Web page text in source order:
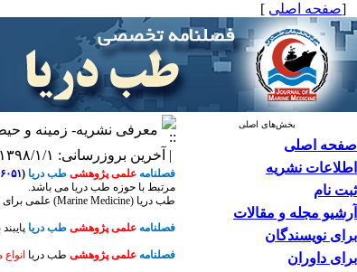
[صفحه اصلی ]
بخش‌های اصلی
صفحه اصلی
اطلاعات نشریه
ثبت نام
آرشیو مجله و مقالات
برای نویسندگان
برای داوران
معرفی نشریه- زمینه و
| آخرین بروزرسانی: ۱۳۹۸/۱/۱ |
فصلنامه علمی پژوهشی طب دریا (
مرتبط با حوزه طب دریا می باشد.
طب دریا (Marine Medicine) علمی برای
فصلنامه علمی پژوهشی طب دریا
فصلنامه علمی پژوهشی طب دریا